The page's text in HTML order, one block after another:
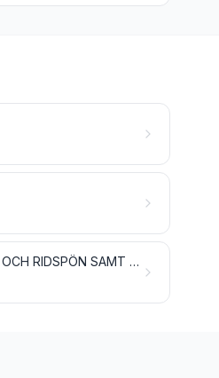
PARAPLYER, PARASOLLER, PROMENADKÄPPAR, SITTKÄPPAR, PISKOR OCH RIDSPÖN SAMT DELAR TILL SÅDANA ARTIKLAR